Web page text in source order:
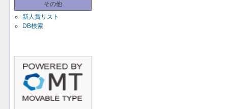
その他
新人賞リスト
DB検索